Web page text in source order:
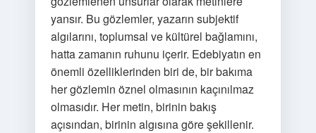
yansır. Bu gözlemler, yazarın subjektif
algılarını, toplumsal ve kültürel bağlamını,
hatta zamanın ruhunu içerir. Edebiyatın en
önemli özelliklerinden biri de, bir bakıma
her gözlemin öznel olmasının kaçınılmaz
olmasıdır. Her metin, birinin bakış
açısından, birinin algısına göre şekillenir.